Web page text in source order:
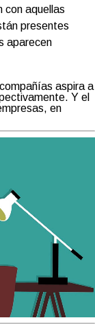
con aquellas
presentes
aparecen
aspira a
Y el
en